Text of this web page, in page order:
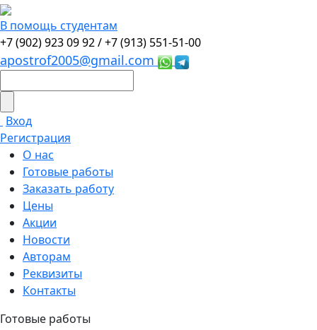
В помощь студентам
+7 (902) 923 09 92 /+7 (913) 551-51-00
apostrof2005@gmail.com
Вход
Регистрация
О нас
Готовые работы
Заказать работу
Цены
Акции
Новости
Авторам
Реквизиты
Контакты
Готовые работы